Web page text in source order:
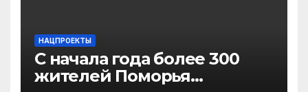
НАЦПРОЕКТЫ
С начала года более 300
жителей Поморья